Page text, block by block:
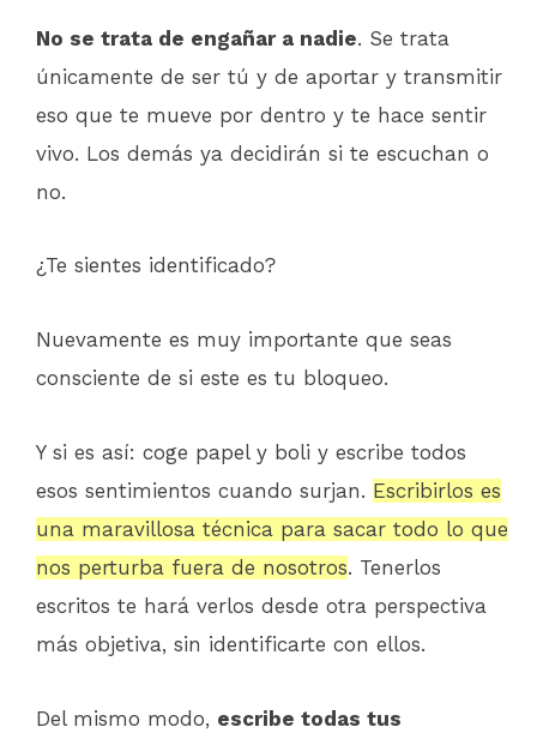
No se trata de engañar a nadie. Se trata
únicamente de ser tú y de aportar y transmitir
eso que te mueve por dentro y te hace sentir
vivo. Los demás ya decidirán si te escuchan o
no.
¿Te sientes identificado?
Nuevamente es muy importante que seas
consciente de si este es tu bloqueo.
Y si es así: coge papel y boli y escribe todos
esos sentimientos cuando surjan. Escribirlos es
una maravillosa técnica para sacar todo lo que
nos perturba fuera de nosotros. Tenerlos
escritos te hará verlos desde otra perspectiva
más objetiva, sin identificarte con ellos.
Del mismo modo, escribe todas tus